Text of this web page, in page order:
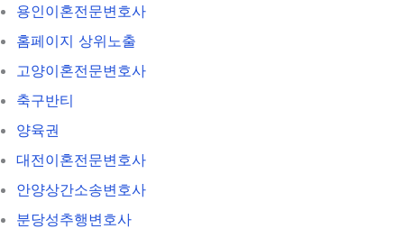
용인이혼전문변호사
홈페이지 상위노출
고양이혼전문변호사
축구반티
양육권
대전이혼전문변호사
안양상간소송변호사
분당성추행변호사